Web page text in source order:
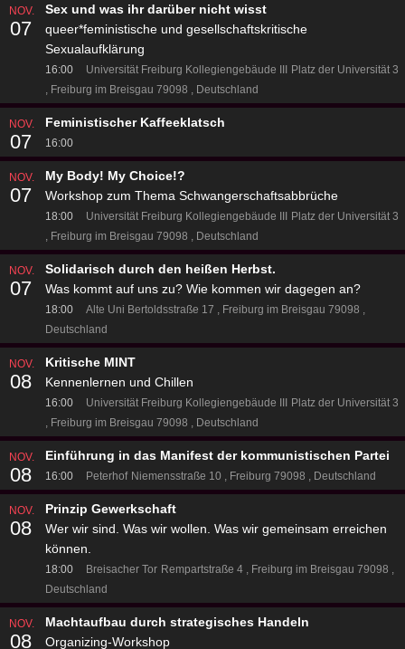
NOV.
07
Sex und was ihr darüber nicht wisst
queer*feministische und gesellschaftskritische
Sexualaufklärung
16:00 Universität Freiburg Kollegiengebäude III Platz der Universität 3
Freiburg im Breisgau 79098
Deutschland
NOV.
07
Feministischer Kaffeeklatsch
16:00
NOV.
07
My Body! My Choice!?
Workshop zum Thema Schwangerschaftsabbrüche
18:00 Universität Freiburg Kollegiengebäude III Platz der Universität 3
Freiburg im Breisgau 79098
Deutschland
NOV.
07
Solidarisch durch den heißen Herbst.
Was kommt auf uns zu? Wie kommen wir dagegen an?
18:00 Alte Uni Bertoldsstraße 17
Freiburg im Breisgau 79098
Deutschland
NOV.
08
Kritische MINT
Kennenlernen und Chillen
16:00 Universität Freiburg Kollegiengebäude III Platz der Universität 3
Freiburg im Breisgau 79098
Deutschland
NOV.
08
Einführung in das Manifest der kommunistischen Partei
16:00 Peterhof Niemensstraße 10 Freiburg 79098 Deutschland
NOV.
08
Prinzip Gewerkschaft
Wer wir sind. Was wir wollen. Was wir gemeinsam erreichen
können.
18:00 Breisacher Tor Rempartstraße 4
Freiburg im Breisgau 79098
Deutschland
NOV.
08
Machtaufbau durch strategisches Handeln
Organizing-Workshop